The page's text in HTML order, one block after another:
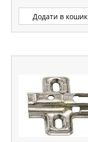
Додати в кошик